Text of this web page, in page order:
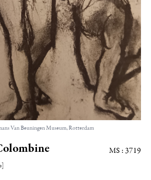
Van Beuningen Museum, Rotterdam
MS : 3719